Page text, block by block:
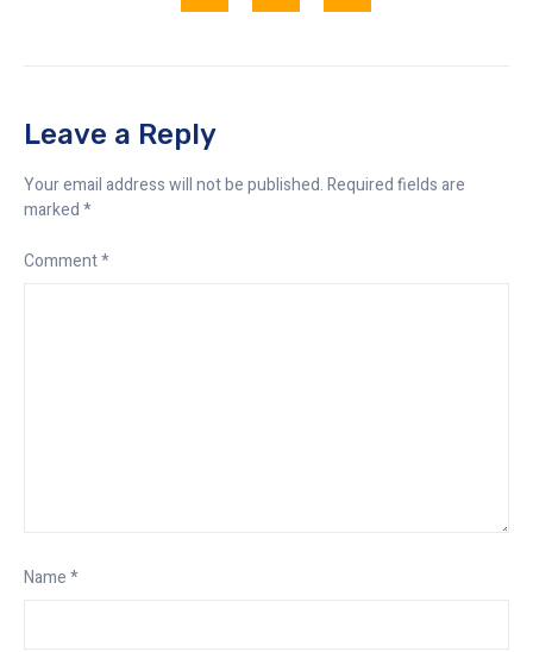
Leave a Reply
Your email address will not be published.Required fields are
marked*
Comment*
Name*